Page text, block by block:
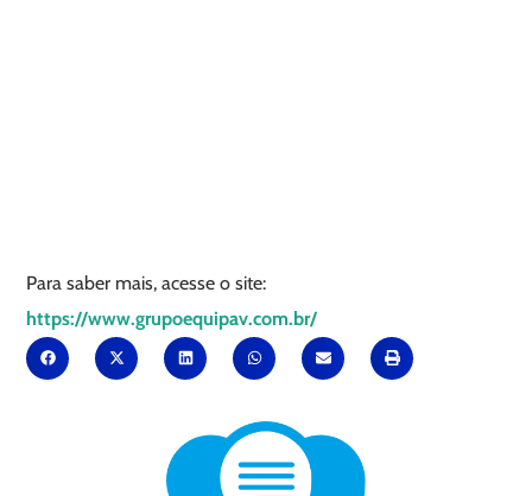
Para saber mais, acesse o site:
https://www.grupoequipav.com.br/